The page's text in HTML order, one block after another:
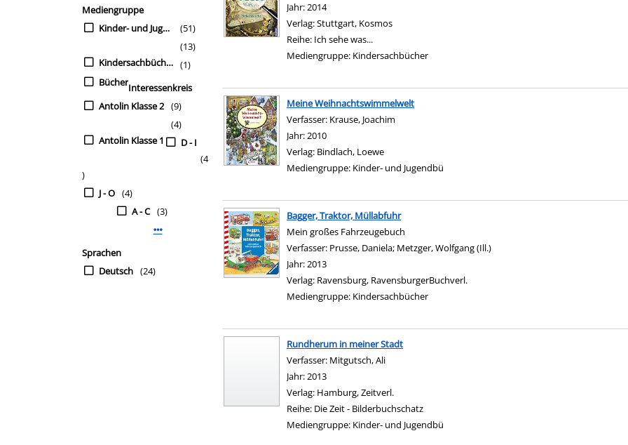
Mediengruppe
Kinder- und Jugendbü
(51)
Kindersachbücher
(13)
Bücher
(1)
Interessenkreis
Antolin Klasse 2 (9)
Antolin Klasse 1
(4)
D - I
(4
)
J - O (4)
A - C (3)
Mehr Interessenkreis-Filter anzeigen
Sprachen
Deutsch (24)
Jahr:2014
Verlag:Stuttgart, Kosmos
Reihe: Ich sehe was...
Mediengruppe: Kindersachbücher
Meine Weihnachtswimmelwelt
Verfasser: Krause, Joachim
Jahr:2010
Verlag: Bindlach, Loewe
Mediengruppe: Kinder- und Jugendbü
Bagger, Traktor, Müllabfuhr
Mein großes Fahrzeugebuch
Verfasser: Prusse, Daniela; Metzger, Wolfgang (Ill.)
Jahr:2013
Verlag: Ravensburg, RavensburgerBuchverl.
Mediengruppe: Kindersachbücher
Rundherum in meiner Stadt
Verfasser: Mitgutsch, Ali
Jahr:2013
Verlag: Hamburg, Zeitverl.
Reihe: Die Zeit - Bilderbuchschatz
Mediengruppe: Kinder- und Jugendbü